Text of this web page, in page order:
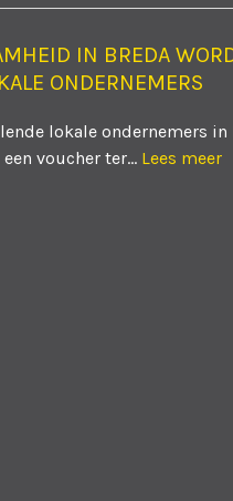
IN BREDA
ONDERNEMERS
lokale ondernemers in
voucher ter... Lees meer